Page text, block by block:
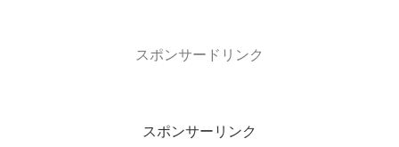
スポンサードリンク
スポンサーリンク